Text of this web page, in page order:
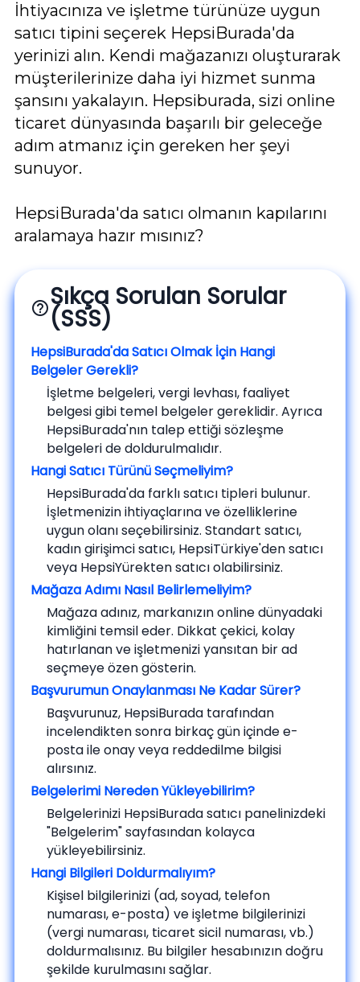
İhtiyacınıza ve işletme türünüze uygun
satıcı tipini seçerek HepsiBurada'da
yerinizi alın. Kendi mağazanızı oluşturarak
müşterilerinize daha iyi hizmet sunma
şansını yakalayın. Hepsiburada, sizi online
ticaret dünyasında başarılı bir geleceğe
adım atmanız için gereken her şeyi
sunuyor.
HepsiBurada'da satıcı olmanın kapılarını
aralamaya hazır mısınız?
help_outlineSıkça Sorulan Sorular
(SSS)
HepsiBurada'da Satıcı Olmak İçin Hangi
Belgeler Gerekli?
İşletme belgeleri, vergi levhası, faaliyet
belgesi gibi temel belgeler gereklidir. Ayrıca
HepsiBurada'nın talep ettiği sözleşme
belgeleri de doldurulmalıdır.
Hangi Satıcı Türünü Seçmeliyim?
HepsiBurada'da farklı satıcı tipleri bulunur.
İşletmenizin ihtiyaçlarına ve özelliklerine
uygun olanı seçebilirsiniz. Standart satıcı,
kadın girişimci satıcı, HepsiTürkiye'den satıcı
veya HepsiYürekten satıcı olabilirsiniz.
Mağaza Adımı Nasıl Belirlemeliyim?
Mağaza adınız, markanızın online dünyadaki
kimliğini temsil eder. Dikkat çekici, kolay
hatırlanan ve işletmenizi yansıtan bir ad
seçmeye özen gösterin.
Başvurumun Onaylanması Ne Kadar Sürer?
Başvurunuz, HepsiBurada tarafından
incelendikten sonra birkaç gün içinde e-
posta ile onay veya reddedilme bilgisi
alırsınız.
Belgelerimi Nereden Yükleyebilirim?
Belgelerinizi HepsiBurada satıcı panelinizdeki
"Belgelerim" sayfasından kolayca
yükleyebilirsiniz.
Hangi Bilgileri Doldurmalıyım?
Kişisel bilgilerinizi (ad, soyad, telefon
numarası, e-posta) ve işletme bilgilerinizi
(vergi numarası, ticaret sicil numarası, vb.)
doldurmalısınız. Bu bilgiler hesabınızın doğru
şekilde kurulmasını sağlar.